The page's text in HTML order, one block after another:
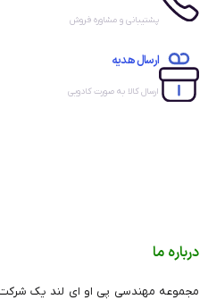
پشتیبانی و مشاوره فروش
ارسال هدیه
ارسال کالا به صورت کادویی
درباره ما
مجموعه مهندسی پی او ای لند یک شرکت